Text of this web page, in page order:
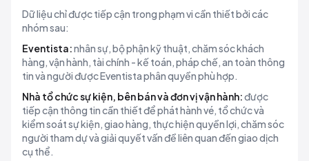
Dữ liệu chỉ được tiếp cận trong phạm vi cần thiết bởi các
nhóm sau:
Eventista:nhân sự, bộ phận kỹ thuật, chăm sóc khách
hàng, vận hành, tài chính - kế toán, pháp chế, an toàn thông
tin và người được Eventista phân quyền phù hợp.
Nhà tổ chức sự kiện, bên bán và đơn vị vận hành:được
tiếp cận thông tin cần thiết để phát hành vé, tổ chức và
kiểm soát sự kiện, giao hàng, thực hiện quyền lợi, chăm sóc
người tham dự và giải quyết vấn đề liên quan đến giao dịch
cụ thể.